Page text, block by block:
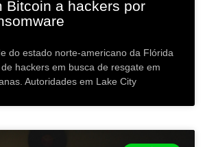
Bitcoin a hackers por
do estado norte-americano da Flórida
hackers em busca de resgate em
Autoridades em Lake City